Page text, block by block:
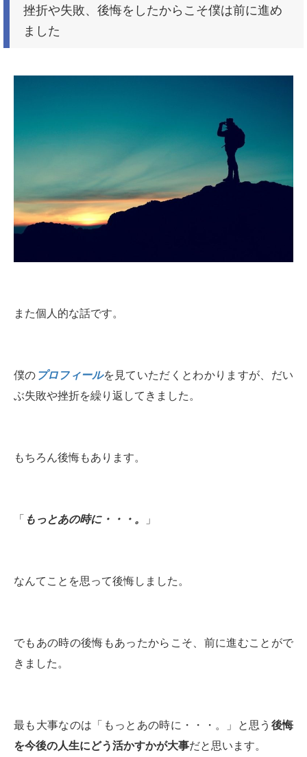
挫折や失敗、後悔をしたからこそ僕は前に進め
ました
また個人的な話です。
僕の プロフィールを見ていただくとわかりますが、だい
ぶ失敗や挫折を繰り返してきました。
もちろん後悔もあります。
「 もっとあの時に・・・。 」
なんてことを思って後悔しました。
でもあの時の後悔もあったからこそ、前に進むことがで
きました。
最も大事なのは「もっとあの時に・・・。」と思う 後悔
を今後の人生にどう活かすかが大事だと思います。